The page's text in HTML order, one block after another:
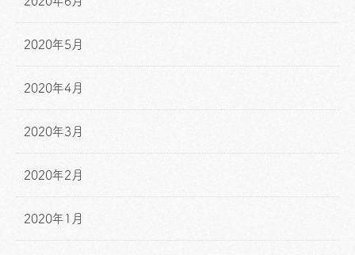
2020年5月
2020年4月
2020年3月
2020年2月
2020年1月